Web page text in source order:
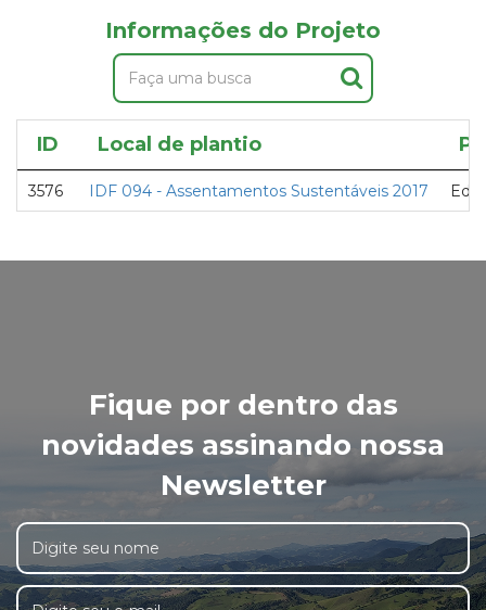
Informações do Projeto
ID Local de plantio
3576 IDF 094 - Assentamentos Sustentáveis 2017
Fique por dentro das
novidades assinando nossa
Newsletter